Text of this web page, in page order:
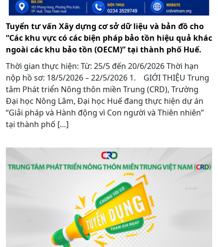
Tuyển tư vấn Xây dựng cơ sở dữ liệu và bản đồ cho
“Các khu vực có các biện pháp bảo tồn hiệu quả khác
ngoài các khu bảo tồn (OECM)” tại thành phố Huế.
Thời gian thực hiện: Từ: 25/5 đến 20/6/2026 Thời hạn
nộp hồ sơ: 18/5/2026 – 22/5/2026 1. GIỚI THIỆU Trung
tâm Phát triển Nông thôn miền Trung (CRD), Trường
Đại học Nông Lâm, Đại học Huế đang thực hiện dự án
“Giải pháp và Hành động vì Con người và Thiên nhiên”
tại thành phố […]